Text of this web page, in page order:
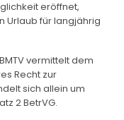
eröffnet,
Urlaub für langjährig
vermittelt dem
Recht zur
sich allein um
2 BetrVG.